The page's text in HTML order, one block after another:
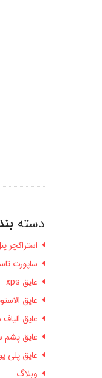
دسته
استراکچر
ساپورت
عایق xps
عایق
عایق
عایق
عایق پلی
وبلاگ